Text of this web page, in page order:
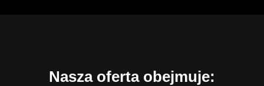
Nasza oferta obejmuje: